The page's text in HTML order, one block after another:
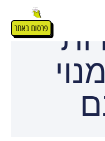
פרסום באתר